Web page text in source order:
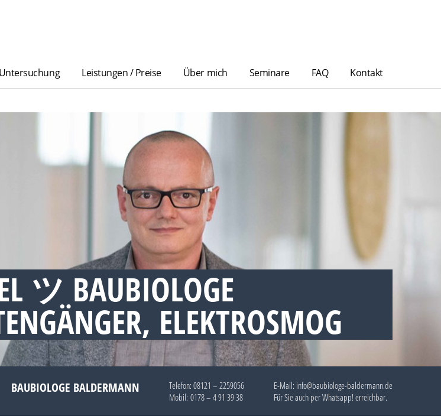
Leistungen / Preise Über mich Seminare FAQ Kontakt
ツ BAUBIOLOGE
ELEKTROSMOG
BAUBIOLOGE BALDERMANN Telefon: 08121 – 2259056
Mobil: 0178 – 4 91 39 38
E-Mail: info@baubiologe-baldermann.de
Für Sie auch perWhatsapp!erreichbar.